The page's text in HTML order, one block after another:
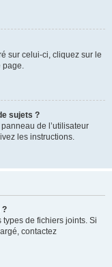
sur celui-ci, cliquez sur le
page.
sujets ?
de l’utilisateur
les instructions.
?
types de fichiers joints. Si
contactez